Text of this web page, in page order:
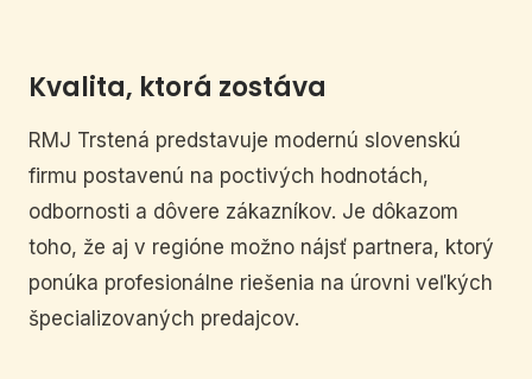
Kvalita, ktorá zostáva
RMJ Trstená predstavuje modernú slovenskú
firmu postavenú na poctivých hodnotách,
odbornosti a dôvere zákazníkov. Je dôkazom
toho, že aj v regióne možno nájsť partnera, ktorý
ponúka profesionálne riešenia na úrovni veľkých
špecializovaných predajcov.